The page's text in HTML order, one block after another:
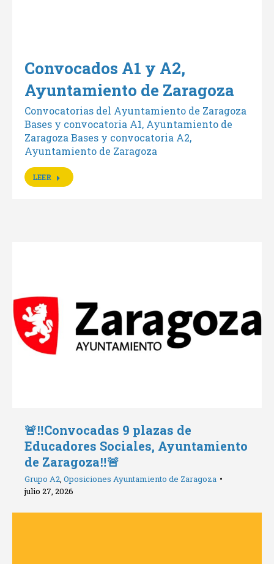
Convocados A1 y A2,
Ayuntamiento de Zaragoza
Convocatorias del Ayuntamiento de Zaragoza
Bases y convocatoria A1, Ayuntamiento de
Zaragoza Bases y convocatoria A2,
Ayuntamiento de Zaragoza
LEER
🚨‼️Convocadas 9 plazas de
Educadores Sociales, Ayuntamiento
de Zaragoza‼️🚨
Grupo A2, Oposiciones Ayuntamiento de Zaragoza
julio 27, 2026